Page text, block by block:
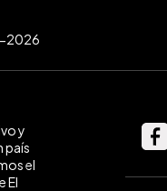
2026
y
país
el
El